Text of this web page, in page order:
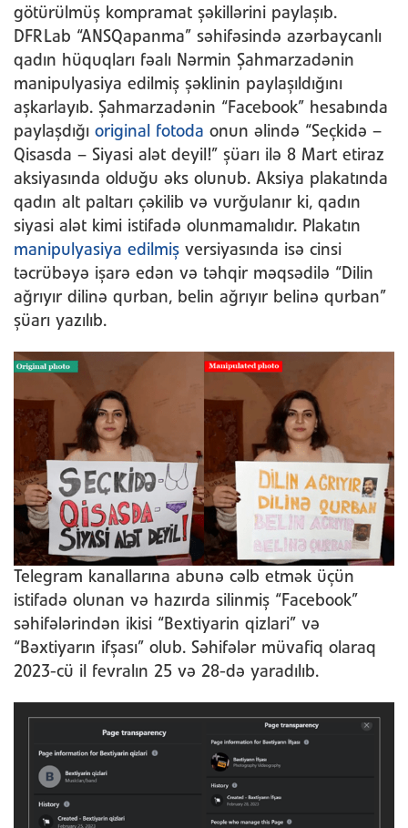
götürülmüş kompramat şəkillərini paylaşıb.
DFRLab “ANSQapanma” səhifəsində azərbaycanlı
qadın hüquqları fəalı Nərmin Şahmarzadənin
manipulyasiya edilmiş şəklinin paylaşıldığını
aşkarlayıb. Şahmarzadənin “Facebook” hesabında
paylaşdığı original fotoda onun əlində “Seçkidə –
Qisasda – Siyasi alət deyil!” şüarı ilə 8 Mart etiraz
aksiyasında olduğu əks olunub. Aksiya plakatında
qadın alt paltarı çəkilib və vurğulanır ki, qadın
siyasi alət kimi istifadə olunmamalıdır. Plakatın
manipulyasiya edilmiş versiyasında isə cinsi
təcrübəyə işarə edən və təhqir məqsədilə “Dilin
ağrıyır dilinə qurban, belin ağrıyır belinə qurban”
şüarı yazılıb.
Telegram kanallarına abunə cəlb etmək üçün
istifadə olunan və hazırda silinmiş “Facebook”
səhifələrindən ikisi “Bextiyarin qizlari” və
“Bəxtiyarın ifşası” olub. Səhifələr müvafiq olaraq
2023-cü il fevralın 25 və 28-də yaradılıb.